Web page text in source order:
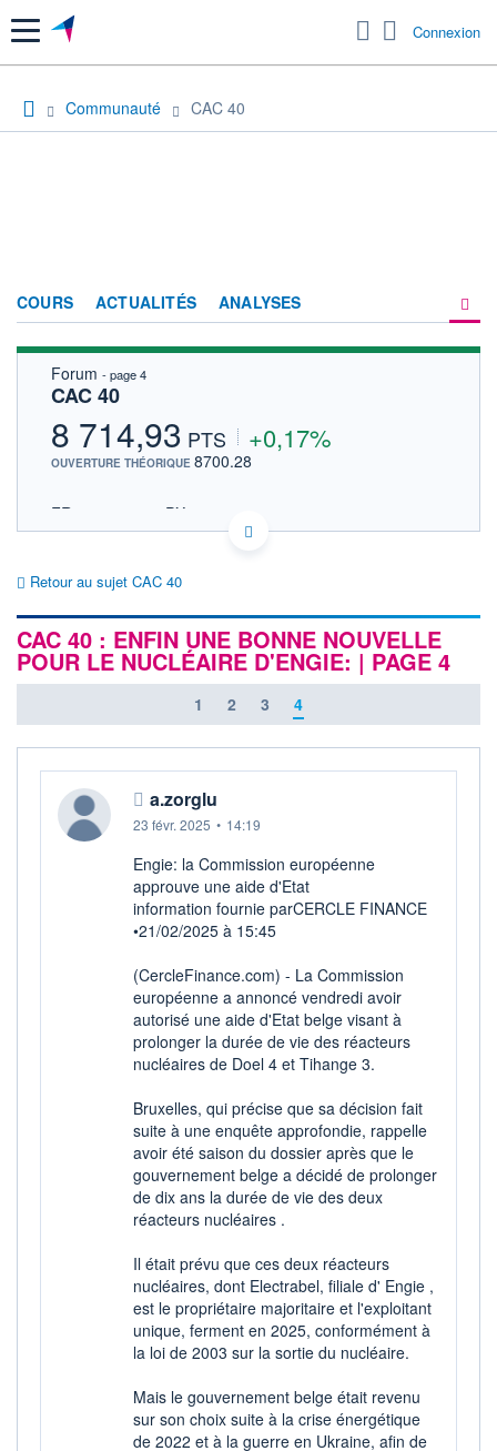
Menu Connexion
Communauté CAC 40
COURS ACTUALITÉS ANALYSES
HISTORIQUE
Forum - page 4
CAC 40
8 714,93 PTS +0,17%
OUVERTURE THÉORIQUE 8700.28
FR0003500008 PX1
EURONEXT PARIS DONNÉES TEMPS RÉEL
8 700
8 720
8 740
OUVERTURE
8 712,29
CLÔTURE VEILLE
+ HAUT
8 755,03
+BAS 1ER
JANVIER
7 505,27
+ LISTE
Retour au sujet CAC 40
CAC 40 : ENFIN UNE BONNE NOUVELLE
POUR LE NUCLÉAIRE D'ENGIE: | PAGE 4
1 2 3 4
a.zorglu
23 févr. 2025 • 14:19
Engie: la Commission européenne
approuve une aide d'Etat
information fournie parCERCLE FINANCE
•21/02/2025 à 15:45
(CercleFinance.com) - La Commission
européenne a annoncé vendredi avoir
autorisé une aide d'Etat belge visant à
prolonger la durée de vie des réacteurs
nucléaires de Doel 4 et Tihange 3.
Bruxelles, qui précise que sa décision fait
suite à une enquête approfondie, rappelle
avoir été saison du dossier après que le
gouvernement belge a décidé de prolonger
de dix ans la durée de vie des deux
réacteurs nucléaires .
Il était prévu que ces deux réacteurs
nucléaires, dont Electrabel, filiale d' Engie ,
est le propriétaire majoritaire et l'exploitant
unique, ferment en 2025, conformément à
la loi de 2003 sur la sortie du nucléaire.
Mais le gouvernement belge était revenu
sur son choix suite à la crise énergétique
de 2022 et à la guerre en Ukraine, afin de